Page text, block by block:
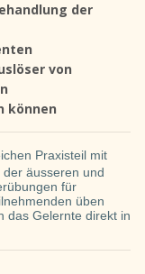
der
von
können
Praxisteil mit
äusseren und
für
üben
das Gelernte direkt in